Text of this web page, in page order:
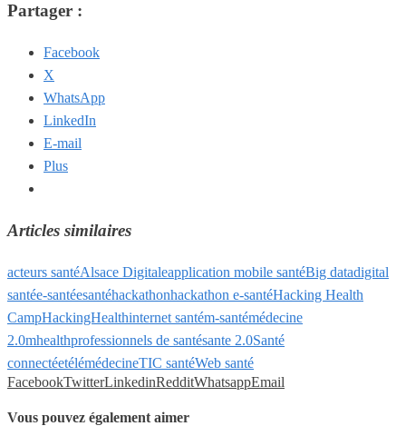
Partager :
Facebook
X
WhatsApp
LinkedIn
E-mail
Plus
Articles similaires
acteurs santéAlsace Digitaleapplication mobile santéBig datadigital
santée-santéesantéhackathonhackathon e-santéHacking Health
CampHackingHealthinternet santém-santémédecine
2.0mhealthprofessionnels de santésante 2.0Santé
connectéetélémédecineTIC santéWeb santé
FacebookTwitterLinkedinRedditWhatsappEmail
Vous pouvez également aimer